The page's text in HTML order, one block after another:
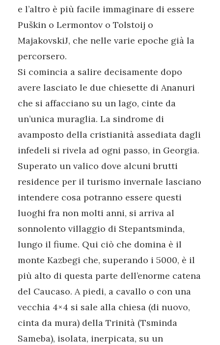
e l’altro è più facile immaginare di essere
Puškin o Lermontov o Tolstoij o
MajakovskiJ, che nelle varie epoche già la
percorsero.
Si comincia a salire decisamente dopo
avere lasciato le due chiesette di Ananuri
che si affacciano su un lago, cinte da
un’unica muraglia. La sindrome di
avamposto della cristianità assediata dagli
infedeli si rivela ad ogni passo, in Georgia.
Superato un valico dove alcuni brutti
residence per il turismo invernale lasciano
intendere cosa potranno essere questi
luoghi fra non molti anni, si arriva al
sonnolento villaggio di Stepantsminda,
lungo il fiume. Qui ciò che domina è il
monte Kazbegi che, superando i 5000, è il
più alto di questa parte dell’enorme catena
del Caucaso. A piedi, a cavallo o con una
vecchia 4×4 si sale alla chiesa (di nuovo,
cinta da mura) della Trinità (Tsminda
Sameba), isolata, inerpicata, su un